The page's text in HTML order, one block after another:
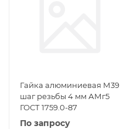
Гайка алюминиевая М39
шаг резьбы 4 мм АМг5
ГОСТ 1759.0-87
По запросу